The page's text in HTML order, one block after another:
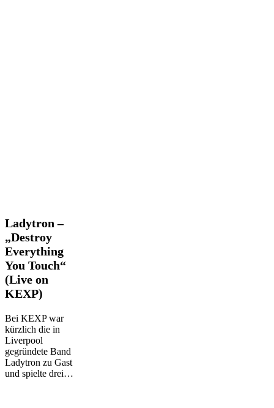
Ladytron
„Destroy
Everything
You
Touch“
(Live
on
Ladytron –
„Destroy
Everything
You Touch“
(Live on
KEXP)
Bei KEXP war
kürzlich die in
Liverpool
gegründete Band
Ladytron zu Gast
und spielte drei…